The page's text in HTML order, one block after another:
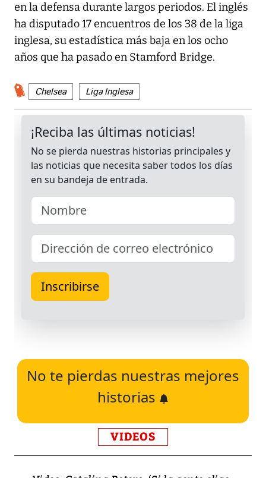
en la defensa durante largos periodos. El inglés
ha disputado 17 encuentros de los 38 de la liga
inglesa, su estadística más baja en los ocho
años que ha pasado en Stamford Bridge.
Chelsea Liga Inglesa
No te pierdas nuestras mejores
historias
VIDEOS